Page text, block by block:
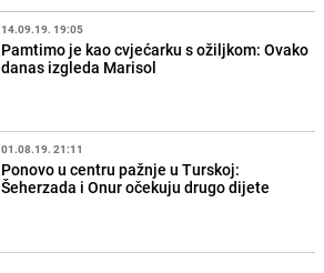
14.09.19. 19:05
Pamtimo je kao cvjećarku s ožiljkom: Ovako
danas izgleda Marisol
01.08.19. 21:11
Ponovo u centru pažnje u Turskoj:
Šeherzada i Onur očekuju drugo dijete